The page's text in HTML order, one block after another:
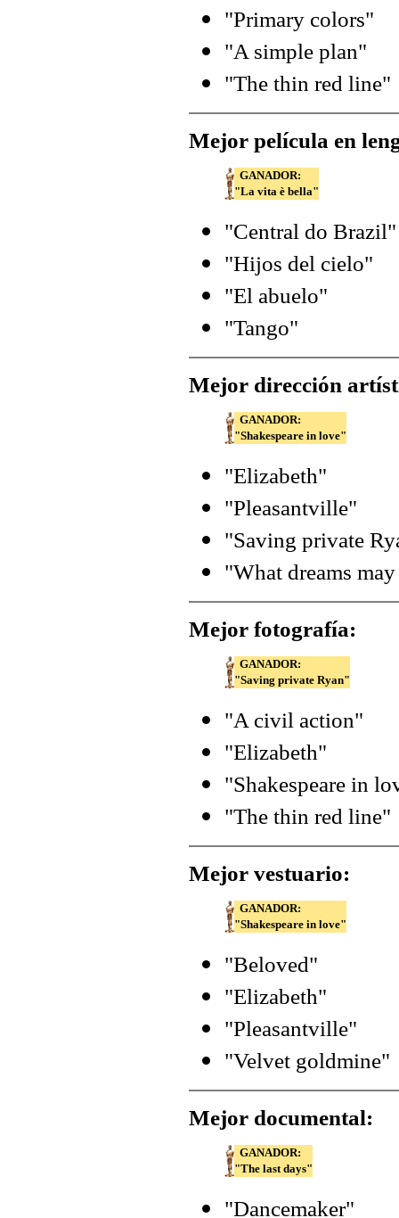
"Primary colors"
"A simple plan"
"The thin red line"
Mejor película en
GANADOR:
"La vita è bella"
"Central do Brazil"
"Hijos del cielo"
"El abuelo"
"Tango"
Mejor dirección
GANADOR:
"Shakespeare in love"
"Elizabeth"
"Pleasantville"
"Saving private
"What dreams
Mejor fotografía:
GANADOR:
"Saving private Ryan"
"A civil action"
"Elizabeth"
"Shakespeare in
"The thin red line"
Mejor vestuario:
GANADOR:
"Shakespeare in love"
"Beloved"
"Elizabeth"
"Pleasantville"
"Velvet goldmine"
Mejor documental:
GANADOR:
"The last days"
"Dancemaker"